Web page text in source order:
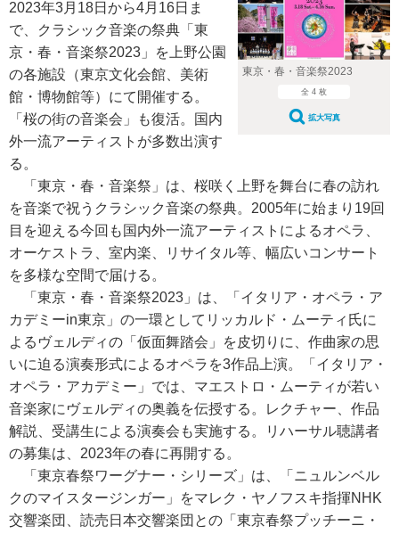
東京・春・音楽祭2023
全 4 枚
拡大写真
2023年3月18日から4月16日ま
で、クラシック音楽の祭典「東
京・春・音楽祭2023」を上野公園
の各施設（東京文化会館、美術
館・博物館等）にて開催する。
「桜の街の音楽会」も復活。国内
外一流アーティストが多数出演す
る。
「東京・春・音楽祭」は、桜咲く上野を舞台に春の訪れ
を音楽で祝うクラシック音楽の祭典。2005年に始まり19回
目を迎える今回も国内外一流アーティストによるオペラ、
オーケストラ、室内楽、リサイタル等、幅広いコンサート
を多様な空間で届ける。
「東京・春・音楽祭2023」は、「イタリア・オペラ・ア
カデミーin東京」の一環としてリッカルド・ムーティ氏に
よるヴェルディの「仮面舞踏会」を皮切りに、作曲家の思
いに迫る演奏形式によるオペラを3作品上演。「イタリア・
オペラ・アカデミー」では、マエストロ・ムーティが若い
音楽家にヴェルディの奥義を伝授する。レクチャー、作品
解説、受講生による演奏会も実施する。リハーサル聴講者
の募集は、2023年の春に再開する。
「東京春祭ワーグナー・シリーズ」は、「ニュルンベル
クのマイスタージンガー」をマレク・ヤノフスキ指揮NHK
交響楽団、読売日本交響楽団との「東京春祭プッチーニ・